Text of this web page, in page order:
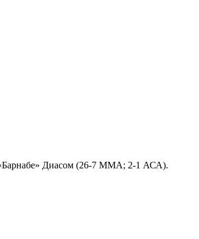
Диасом (26-7 ММА; 2-1 АСА).